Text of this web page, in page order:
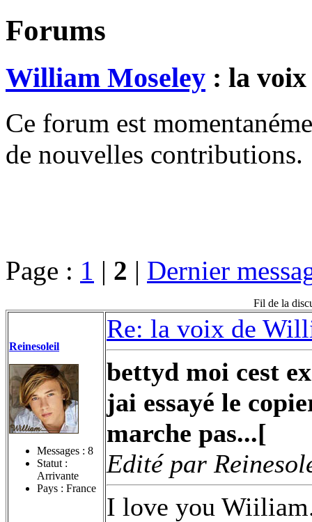
Forums
William Moseley : la
Ce forum est
de nouvelles contributions.
Page : 1 | 2 | Dernier
Fil de la
Reinesoleil
Messages : 8
Statut :
Arrivante
Pays : France
Re: la voix de
bettyd moi cest
jai essayé le
marche pas...[
Edité par
I love you